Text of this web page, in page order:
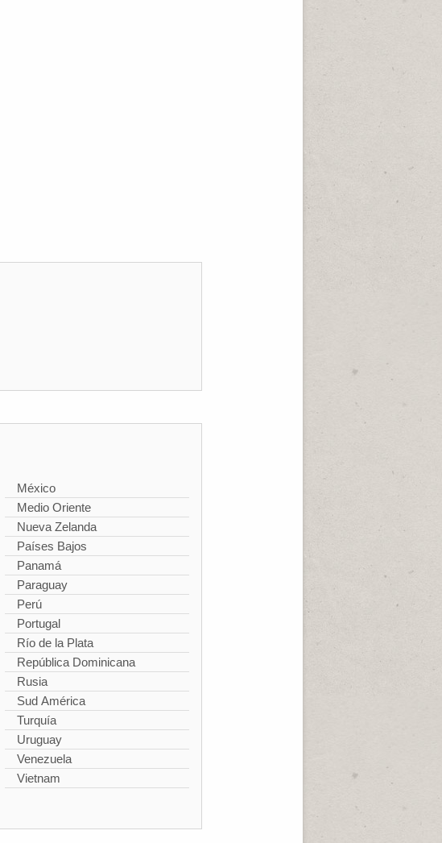
México
Medio Oriente
Nueva Zelanda
Países Bajos
Panamá
Paraguay
Perú
Portugal
Río de la Plata
República Dominicana
Rusia
Sud América
Turquía
Uruguay
Venezuela
Vietnam